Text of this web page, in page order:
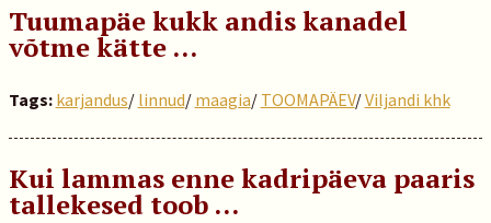
Tuumapäe kukk andis kanadel
võtme kätte …
Tags: karjandus/ linnud/ maagia/ TOOMAPÄEV/Viljandi khk
Kui lammas enne kadripäeva paaris
tallekesed toob …